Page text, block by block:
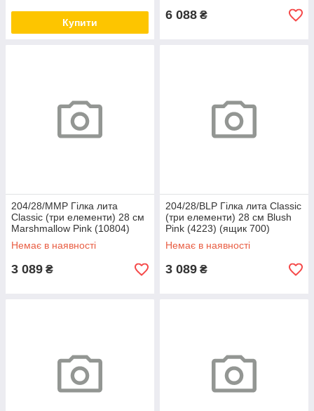
Купити
6 088 ₴
204/28/MMP Гілка лита
Classic (три елементи) 28 см
Marshmallow Pink (10804)
(ящик 700)
Немає в наявності
3 089 ₴
204/28/BLP Гілка лита Classic
(три елементи) 28 см Blush
Pink (4223) (ящик 700)
Немає в наявності
3 089 ₴